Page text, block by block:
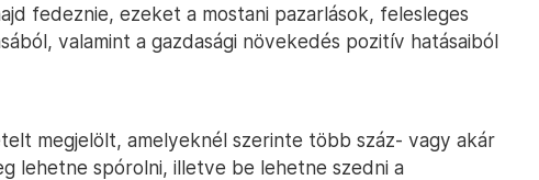
fedeznie, ezeket a mostani pazarlások, felesleges
valamint a gazdasági növekedés pozitív hatásaiból
megjelölt, amelyeknél szerinte több száz- vagy akár
lehetne spórolni, illetve be lehetne szedni a